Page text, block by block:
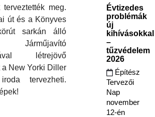
terveztették meg.
út és a Könyves
sarkán álló
Járműjavító
létrejövő
a New Yorki Diller
tervezheti.
Évtizedes
problémák
új
kihívásokkal
–
tűzvédelem
2026
Építész
Tervezői
Nap
november
12-én